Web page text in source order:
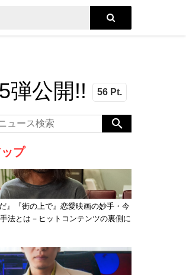
弾公開!! 56 Pt.
プ
』『街の上で』恋愛映画の妙手・今
法とは－ヒットコンテンツの裏側に